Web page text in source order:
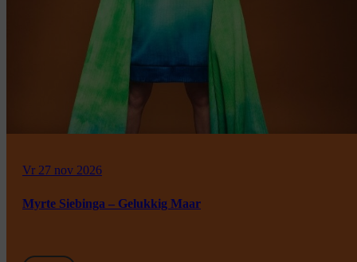
Vr 27 nov 2026
Myrte Siebinga – Gelukkig Maar